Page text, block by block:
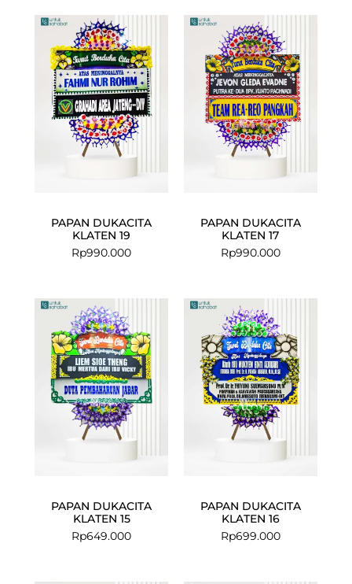
PAPAN DUKACITA
KLATEN 19
Rp990.000
PAPAN DUKACITA
KLATEN 17
Rp990.000
PAPAN DUKACITA
KLATEN 15
Rp649.000
PAPAN DUKACITA
KLATEN 16
Rp699.000